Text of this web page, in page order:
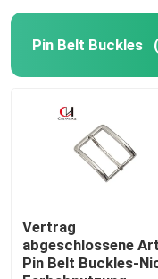
Pin Belt Buckles
Vertrag
abgeschlossene
Pin Belt Buckles-